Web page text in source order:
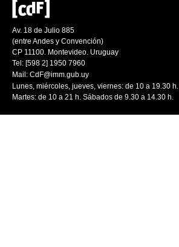
Av. 18 de Julio 885
(entre Andes y Convención)
CP 11100. Montevideo. Uruguay
Tel: [598 2] 1950 7960
Mail: CdF@imm.gub.uy
Lunes, miércoles, jueves, viernes: de 10 a 19.30 h.
Martes: de 10 a 21 h. Sábados de 9.30 a 14.30 h.